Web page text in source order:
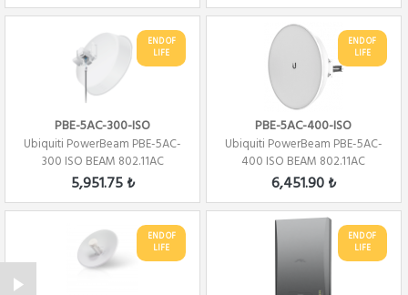
END OF
LIFE
PBE-5AC-300-ISO
Ubiquiti PowerBeam PBE-5AC-
300 ISO BEAM 802.11AC
450MBPS AP
5,951.75 ₺
END OF
LIFE
PBE-5AC-400-ISO
Ubiquiti PowerBeam PBE-5AC-
400 ISO BEAM 802.11AC
450MBPS AP
6,451.90 ₺
END OF
LIFE
END OF
LIFE